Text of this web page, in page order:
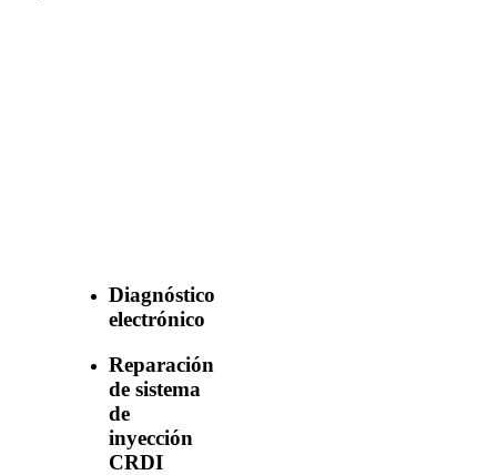
Diagnóstico
electrónico
Reparación
de sistema
de
inyección
CRDI